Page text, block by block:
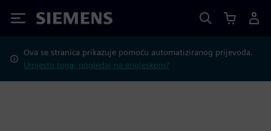
Siemens
Ova se stranica prikazuje pomoću automatiziranog prijevoda.
Umjesto toga, pogledaj na engleskom?